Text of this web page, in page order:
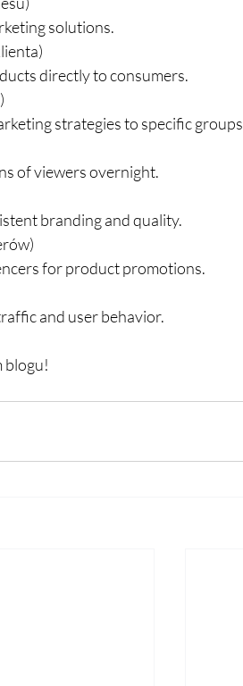
solutions.
directly to consumers.
strategies to specific
of viewers overnight.
branding and quality.
for product promotions.
and user behavior.
blogu!